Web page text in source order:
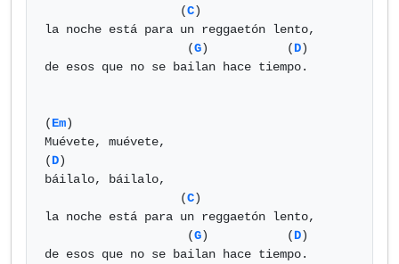
                   (
C)
la noche está para un reggaetón lento,
                    (
G)           (D)
de esos que no se bailan hace tiempo.
(Em)
Muévete, muévete,
(D)
báilalo, báilalo,
                   (
C)
la noche está para un reggaetón lento,
                    (
G)           (D)
de esos que no se bailan hace tiempo.